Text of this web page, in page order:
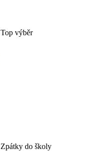
Top výběr
Zpátky do školy